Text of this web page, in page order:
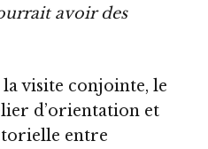
avoir des
la visite conjointe, le
d’orientation et
entre